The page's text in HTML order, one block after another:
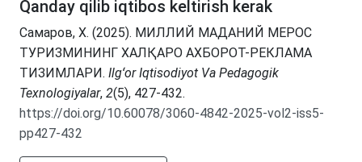
Qanday qilib iqtibos keltirish kerak
Самаров, Х. (2025). МИЛЛИЙ МАДАНИЙ МЕРОС
ТУРИЗМИНИНГ ХАЛҚАРО АХБОРОТ-РЕКЛАМА
ТИЗИМЛАРИ. Ilgʻor Iqtisodiyot Va Pedagogik
Texnologiyalar, 2(5), 427-432.
https://doi.org/10.60078/3060-4842-2025-vol2-iss5-
pp427-432